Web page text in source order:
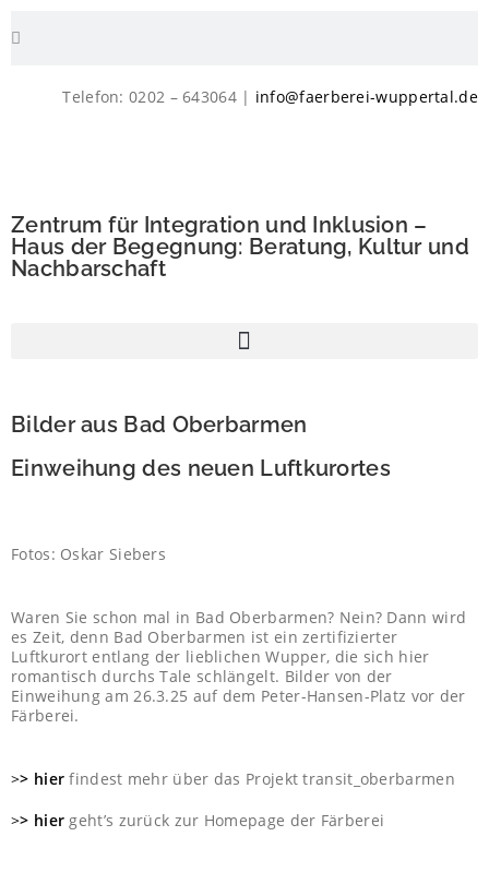
Telefon: 0202 – 643064 | info@faerberei-wuppertal.de
Zentrum für Integration und Inklusion –
Haus der Begegnung: Beratung, Kultur und
Nachbarschaft
Bilder aus Bad Oberbarmen
Einweihung des neuen Luftkurortes
Fotos: Oskar Siebers
Waren Sie schon mal in Bad Oberbarmen? Nein? Dann wird
es Zeit, denn Bad Oberbarmen ist ein zertifizierter
Luftkurort entlang der lieblichen Wupper, die sich hier
romantisch durchs Tale schlängelt. Bilder von der
Einweihung am 26.3.25 auf dem Peter-Hansen-Platz vor der
Färberei.
>> hier findest mehr über das Projekt transit_oberbarmen
>> hier geht’s zurück zur Homepage der Färberei